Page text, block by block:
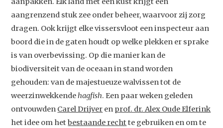
aangrenzend stuk zee onder beheer, waarvoor zij zorg
dragen. Ook krijgt elke vissersvloot een inspecteur aan
boord die in de gaten houdt op welke plekken er sprake
is van overbevissing. Op die manier kan de
biodiversiteit van de oceaan in stand worden
gehouden: van de majestueuze walvissen tot de
weerzinwekkendehagfish. Een paar weken geleden
ontvouwden Carel Drijver en prof. dr. Alex Oude Elferink
het idee om hetbestaande rechtte gebruiken en om te